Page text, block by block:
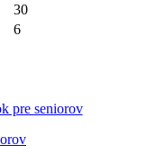
30
6
pre seniorov